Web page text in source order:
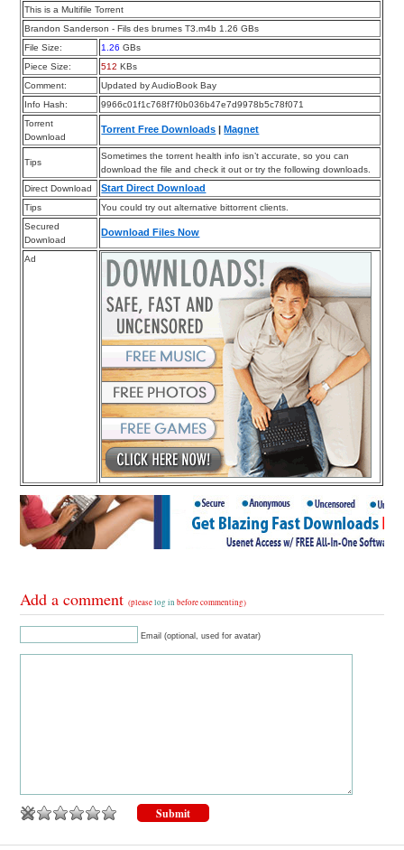
This is a Multifile Torrent
Brandon Sanderson - Fils des brumes T3.m4b 1.26 GBs
File Size:
1.26 GBs
Piece Size:
512 KBs
Comment:
Updated by AudioBook Bay
Info Hash:
9966c01f1c768f7f0b036b47e7d9978b5c78f071
Torrent
Download
Torrent Free Downloads Magnet
Tips
Sometimes the torrent health info isn’t accurate, so you can
download the file and check it out or try the following downloads.
Direct Download
Start Direct Download
Tips
You could try out alternative bittorrent clients.
Secured
Download
Download Files Now
Ad
Add a comment(pleaselog in before commenting)
Email (optional, used for avatar)